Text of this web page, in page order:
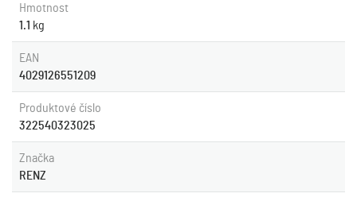
Hmotnost
1.1 kg
EAN
4029126551209
Produktové číslo
322540323025
Značka
RENZ